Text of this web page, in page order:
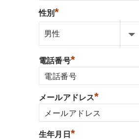
性別*
電話番号*
メールアドレス*
生年月日 *